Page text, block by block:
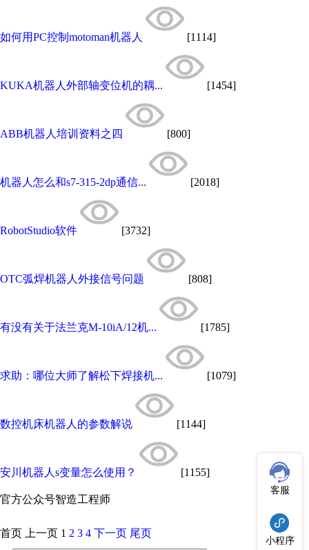
如何用PC控制motoman机器人 [1114]
KUKA机器人外部轴变位机的耦... [1454]
ABB机器人培训资料之四 [800]
机器人怎么和s7-315-2dp通信... [2018]
RobotStudio软件 [3732]
OTC弧焊机器人外接信号问题 [808]
有没有关于法兰克M-10iA/12机... [1785]
求助：哪位大师了解松下焊接机... [1079]
数控机床机器人的参数解说 [1144]
安川机器人s变量怎么使用？ [1155]
官方公众号智造工程师
客服
小程序
首页 上一页 1 2 3 4 下一页 尾页